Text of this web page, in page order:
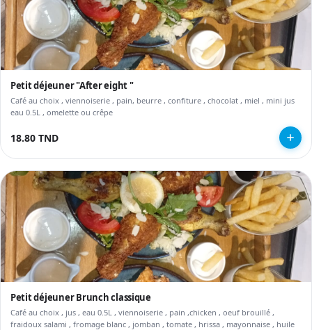
Petit déjeuner "After eight "
Café au choix , viennoiserie , pain, beurre , confiture , chocolat , miel , mini jus
eau 0.5L , omelette ou crêpe
18.80 TND
Petit déjeuner Brunch classique
Café au choix , jus , eau 0.5L , viennoiserie , pain ,chicken , oeuf brouillé ,
fraidoux salami , fromage blanc , jomban , tomate , hrissa , mayonnaise , huile